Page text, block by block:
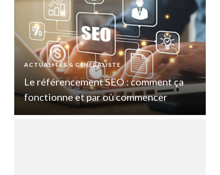
ACTUALITÉS & GÉNÉRALISTE
Le référencement SEO : comment ça
fonctionne et par où commencer